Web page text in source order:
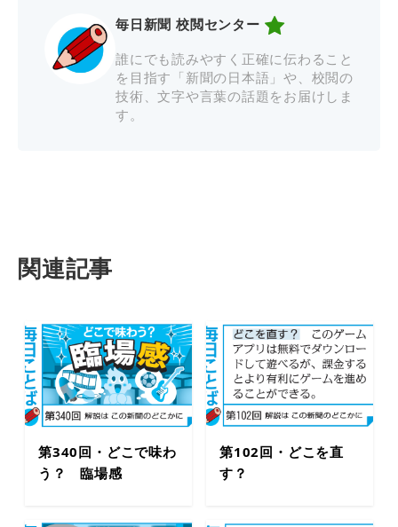
毎日新聞 校閲センター
誰にでも読みやすく正確に伝わること
を目指す「新聞の日本語」や、校閲の
技術、文字や言葉の話題をお届けしま
す。
関連記事
第340回・どこで味わ
う？ 臨場感
第102回・どこを直
す？